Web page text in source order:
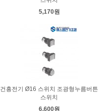
5,170원
건흥전기 Ø16 스위치 조광형누름버튼
스위치
6,600원